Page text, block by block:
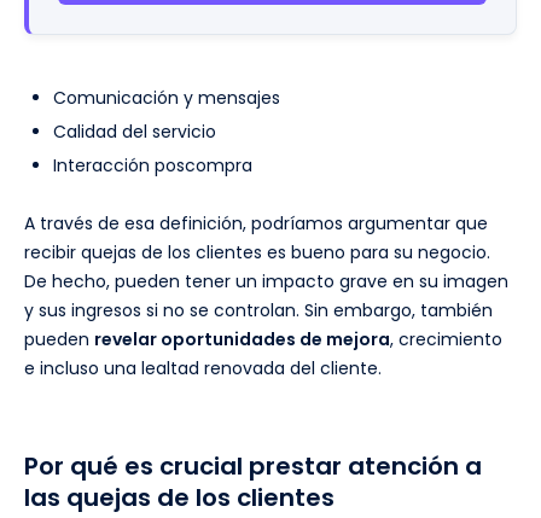
Comunicación y mensajes
Calidad del servicio
Interacción poscompra
A través de esa definición, podríamos argumentar que
recibir quejas de los clientes es bueno para su negocio.
De hecho, pueden tener un impacto grave en su imagen
y sus ingresos si no se controlan. Sin embargo, también
pueden revelar oportunidades de mejora, crecimiento
e incluso una lealtad renovada del cliente.
Por qué es crucial prestar atención a
las quejas de los clientes